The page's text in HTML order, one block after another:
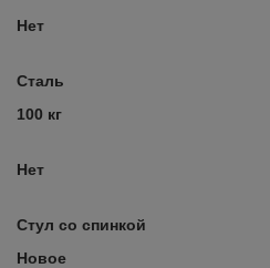
Нет
Сталь
100 кг
Нет
Стул со спинкой
Новое